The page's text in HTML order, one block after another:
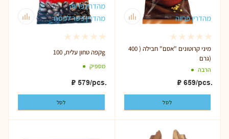
מהדרין פרווה
מהדרין כשר לפסח
קפה טחון עלית, 100g
מספיק
₽ 579/pcs.
לסל
מהדרין פרווה
מיני קרוטונים "אסם" חבילה ( 400
גרם)
הרבה
₽ 659/pcs.
לסל